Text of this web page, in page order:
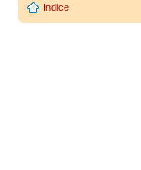
Indice